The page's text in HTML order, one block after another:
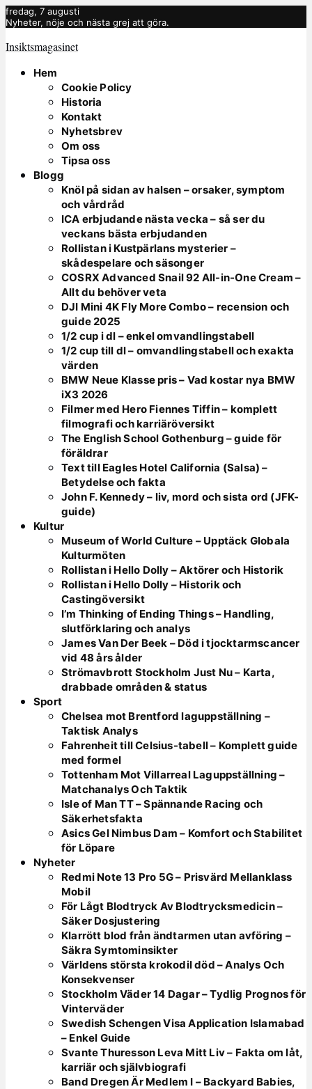
fredag, 7 augusti
Nyheter, nöje och nästa grej att göra.
Insiktsmagasinet
Hem
Cookie Policy
Historia
Kontakt
Nyhetsbrev
Om oss
Tipsa oss
Blogg
Knöl på sidan av halsen – orsaker, symptom
och vårdråd
ICA erbjudande nästa vecka – så ser du
veckans bästa erbjudanden
Rollistan i Kustpärlans mysterier –
skådespelare och säsonger
COSRX Advanced Snail 92 All-in-One Cream –
Allt du behöver veta
DJI Mini 4K Fly More Combo – recension och
guide 2025
1/2 cup i dl – enkel omvandlingstabell
1/2 cup till dl – omvandlingstabell och exakta
värden
BMW Neue Klasse pris – Vad kostar nya BMW
iX3 2026
Filmer med Hero Fiennes Tiffin – komplett
filmografi och karriäröversikt
The English School Gothenburg – guide för
föräldrar
Text till Eagles Hotel California (Salsa) –
Betydelse och fakta
John F. Kennedy – liv, mord och sista ord (JFK-
guide)
Kultur
Museum of World Culture – Upptäck Globala
Kulturmöten
Rollistan i Hello Dolly – Aktörer och Historik
Rollistan i Hello Dolly – Historik och
Castingöversikt
I’m Thinking of Ending Things – Handling,
slutförklaring och analys
James Van Der Beek – Död i tjocktarmscancer
vid 48 års ålder
Strömavbrott Stockholm Just Nu – Karta,
drabbade områden & status
Sport
Chelsea mot Brentford laguppställning –
Taktisk Analys
Fahrenheit till Celsius-tabell – Komplett guide
med formel
Tottenham Mot Villarreal Laguppställning –
Matchanalys Och Taktik
Isle of Man TT – Spännande Racing och
Säkerhetsfakta
Asics Gel Nimbus Dam – Komfort och Stabilitet
för Löpare
Nyheter
Redmi Note 13 Pro 5G – Prisvärd Mellanklass
Mobil
För Lågt Blodtryck Av Blodtrycksmedicin –
Säker Dosjustering
Klarrött blod från ändtarmen utan avföring –
Säkra Symtominsikter
Världens största krokodil död – Analys Och
Konsekvenser
Stockholm Väder 14 Dagar – Tydlig Prognos för
Vinterväder
Swedish Schengen Visa Application Islamabad
– Enkel Guide
Svante Thuresson Leva Mitt Liv – Fakta om låt,
karriär och självbiografi
Band Dregen Är Medlem I – Backyard Babies,